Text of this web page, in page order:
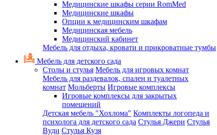
Медицинские шкафы серии RomMed
Медицинские шкафы
Опции к медицинским шкафам
Медицинская мебель
Медицинский кабинет
Мебель для отдыха, кровати и прикроватные тумбы
Мебель для детского сада
Столы и стулья Мебель для игровых комнат
Мебель для раздевалок, спален и туалетных
комнат Мольберты Игровые комплексы
Игровые комплексы для закрытых
помещений
Детская мебель "Хохлома" Комплекты логопеда и
психолога для детского сада Стулья Джери Стулья
Вуди Стулья Кузя